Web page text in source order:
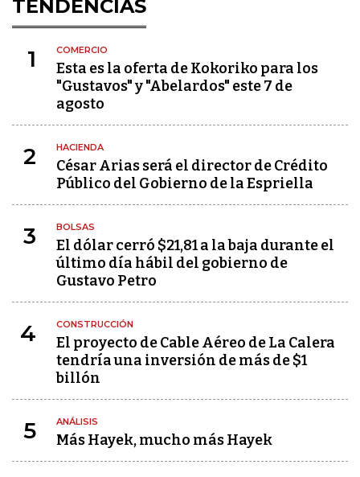
TENDENCIAS
1 COMERCIO
Esta es la oferta de Kokoriko para los
"Gustavos" y "Abelardos" este 7 de
agosto
2 HACIENDA
César Arias será el director de Crédito
Público del Gobierno de la Espriella
3 BOLSAS
El dólar cerró $21,81 a la baja durante el
último día hábil del gobierno de
Gustavo Petro
4 CONSTRUCCIÓN
El proyecto de Cable Aéreo de La Calera
tendría una inversión de más de $1
billón
5 ANÁLISIS
Más Hayek, mucho más Hayek